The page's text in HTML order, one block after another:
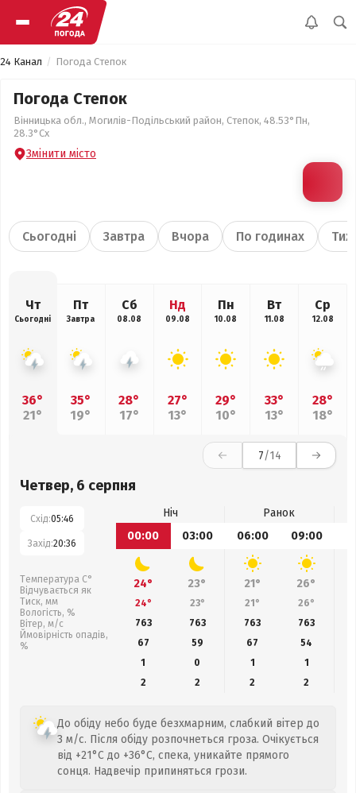
24 Канал Погода Степок
Погода Степок
Вінницька обл., Могилів-Подільський район, Степок, 48.53°Пн,
28.3°Сх
Змінити місто
Сьогодні Завтра Вчора По годинах
Чт
Сьогодні
36°
21°
Пт
Завтра
35°
19°
Сб
08.08
28°
17°
Нд
09.08
27°
13°
Пн
10.08
29°
10°
Вт
11.08
33°
13°
Ср
12.08
28°
18°
7/14
Четвер, 6 серпня
Схід:05:46
Захід:20:36
Температура С°
Відчувається як
Тиск, мм
Вологість, %
Вітер, м/с
Ймовірність опадів,
%
Ніч
Ранок
00:00
03:00 06:00 09:00
24° 23° 21° 26°
24° 23° 21° 26°
763
763 763 763
67
59 67 54
1
0 1
1
2
2 2 2
До обіду небо буде безхмарним, слабкий вітер до
3 м/с. Після обіду розпочнеться гроза. Очікується
від +21°C до +36°C, спека, уникайте прямого
сонця. Надвечір припиняться грози.